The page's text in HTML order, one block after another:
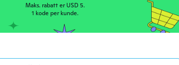
de difícil acceso.
Maks. rabatt er USD 5.
1 kode per kunde.